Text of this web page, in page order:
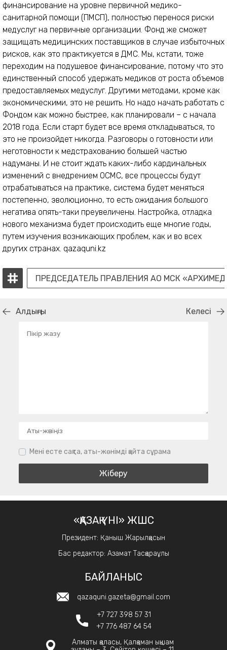
финансирование на уровне первичной медико-
санитарной помощи (ПМСП), полностью перенося риски
медуслуг на первичные организации. Фонд же сможет
защищать медицинских поставщиков в случае избыточных
рисков, как это практикуется в ДМС. Мы, кстати, тоже
переходим на подушевое финансирование, потому что это
единственный способ удержать медиков от роста объемов
предоставляемых медуслуг. Другими методами, кроме как
экономическими, это не решить. Но надо начать работать с
Фондом как можно быстрее, как планировали – с начала
2018 года. Если старт будет все время откладываться, то
это не произойдет никогда. Разговоры о готовности или
неготовности к медстрахованию большей частью
надуманы. И не стоит ждать каких-либо кардинальных
изменений с внедрением ОСМС, все процессы будут
отрабатываться на практике, система будет меняться
постепенно, эволюционно, то есть ожидания большого
негатива опять-таки преувеличены. Настройка, отладка
нового механизма будет происходить еще многие годы,
путем изучения возникающих проблем, как и во всех
других странах. qazaquni.kz
ПРЕДСЕДАТЕЛЬ ПРАВЛЕНИЯ АО МСК
Алдыңғы Келесі
Мені есте сақта, аты-жөнімді қайта сұрама
«ҚАЗАҚ ҮНІ» ЖШС
Президент: Қаныш Жарылқасын
Бас редактор: Азамат Тасқараұлы
БАЙЛАНЫС
qazaquni.gazeta@gmail.com
+7 727 398 57 31
+7 776 487 64 54
Алматы қаласы, Қалқаман ықшам